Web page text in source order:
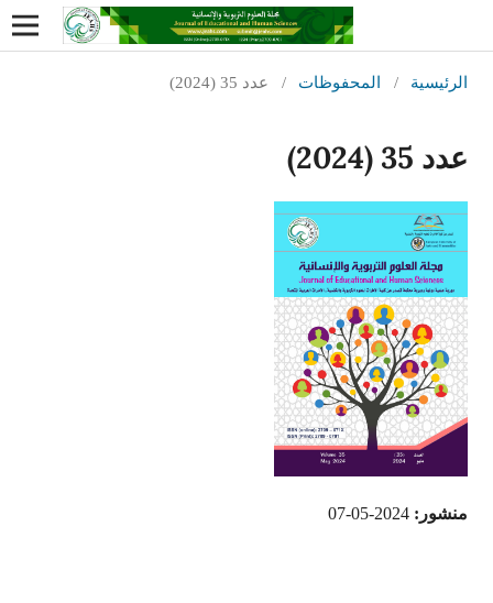
الرئيسية / المحفوظات / عدد 35 (2024)
عدد 35 (2024)
منشور: 2024-05-07